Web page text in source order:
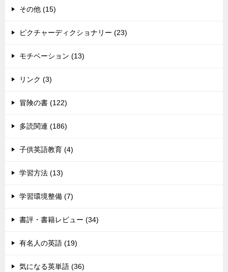
その他 (15)
ピクチャーディクショナリー (23)
モチベーション (13)
リンク (3)
冒険の書 (122)
多読関連 (186)
子供英語教育 (4)
学習方法 (13)
学習環境整備 (7)
書評・書籍レビュー (34)
有名人の英語 (19)
気になる英単語 (36)